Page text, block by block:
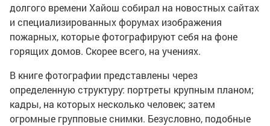
долгого времени Хайош собирал на новостных сайтах
и специализированных форумах изображения
пожарных, которые фотографируют себя на фоне
горящих домов. Скорее всего, на учениях.
В книге фотографии представлены через
определенную структуру: портреты крупным планом;
кадры, на которых несколько человек; затем
огромные групповые снимки. Безусловно, подобные